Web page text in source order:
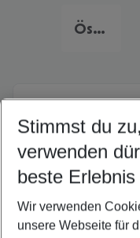
Österreich Frühbucher Angebote
Quicklinks
Flug & Hotel
Städtereisen
Städtereisen
Stimmst du
verwenden
beste
Wir verwenden
unsere Webseite für